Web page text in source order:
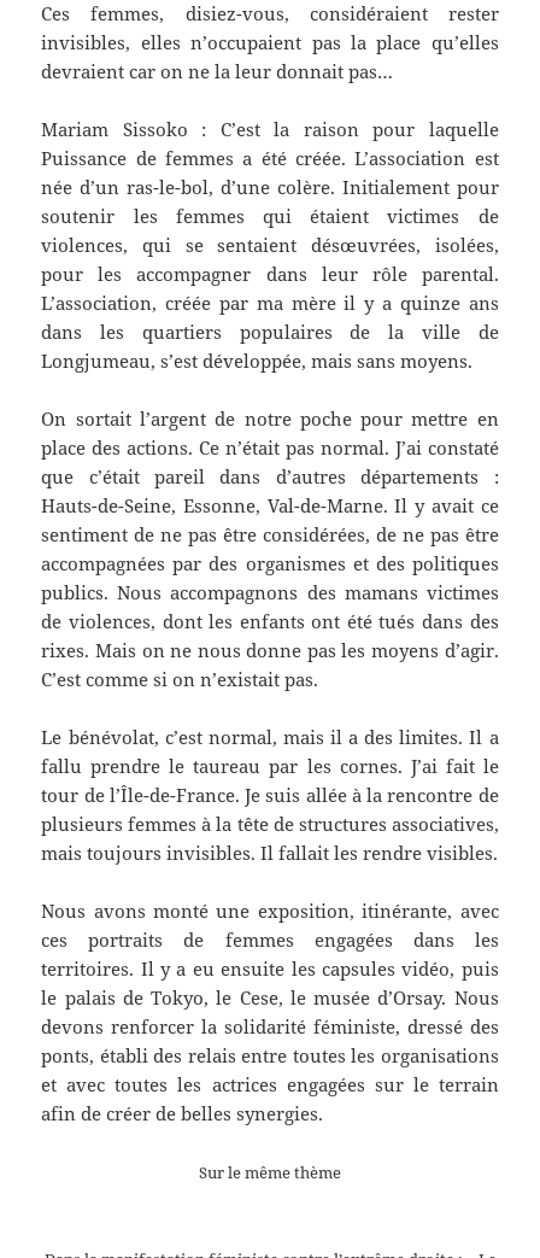
Ces femmes, disiez-vous, considéraient rester
invisibles, elles n’occupaient pas la place qu’elles
devraient car on ne la leur donnait pas…
Mariam Sissoko : C’est la raison pour laquelle
Puissance de femmes a été créée. L’association est
née d’un ras-le-bol, d’une colère. Initialement pour
soutenir les femmes qui étaient victimes de
violences, qui se sentaient désœuvrées, isolées,
pour les accompagner dans leur rôle parental.
L’association, créée par ma mère il y a quinze ans
dans les quartiers populaires de la ville de
Longjumeau, s’est développée, mais sans moyens.
On sortait l’argent de notre poche pour mettre en
place des actions. Ce n’était pas normal. J’ai constaté
que c’était pareil dans d’autres départements :
Hauts-de-Seine, Essonne, Val-de-Marne. Il y avait ce
sentiment de ne pas être considérées, de ne pas être
accompagnées par des organismes et des politiques
publics. Nous accompagnons des mamans victimes
de violences, dont les enfants ont été tués dans des
rixes. Mais on ne nous donne pas les moyens d’agir.
C’est comme si on n’existait pas.
Le bénévolat, c’est normal, mais il a des limites. Il a
fallu prendre le taureau par les cornes. J’ai fait le
tour de l’Île-de-France. Je suis allée à la rencontre de
plusieurs femmes à la tête de structures associatives,
mais toujours invisibles. Il fallait les rendre visibles.
Nous avons monté une exposition, itinérante, avec
ces portraits de femmes engagées dans les
territoires. Il y a eu ensuite les capsules vidéo, puis
le palais de Tokyo, le Cese, le musée d’Orsay. Nous
devons renforcer la solidarité féministe, dressé des
ponts, établi des relais entre toutes les organisations
et avec toutes les actrices engagées sur le terrain
afin de créer de belles synergies.
Sur le même thème